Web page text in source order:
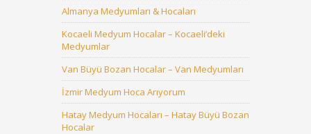
Almanya Medyumları & Hocaları
Kocaeli Medyum Hocalar – Kocaeli’deki
Medyumlar
Van Büyü Bozan Hocalar – Van Medyumları
İzmir Medyum Hoca Arıyorum
Hatay Medyum Hocaları – Hatay Büyü Bozan
Hocalar